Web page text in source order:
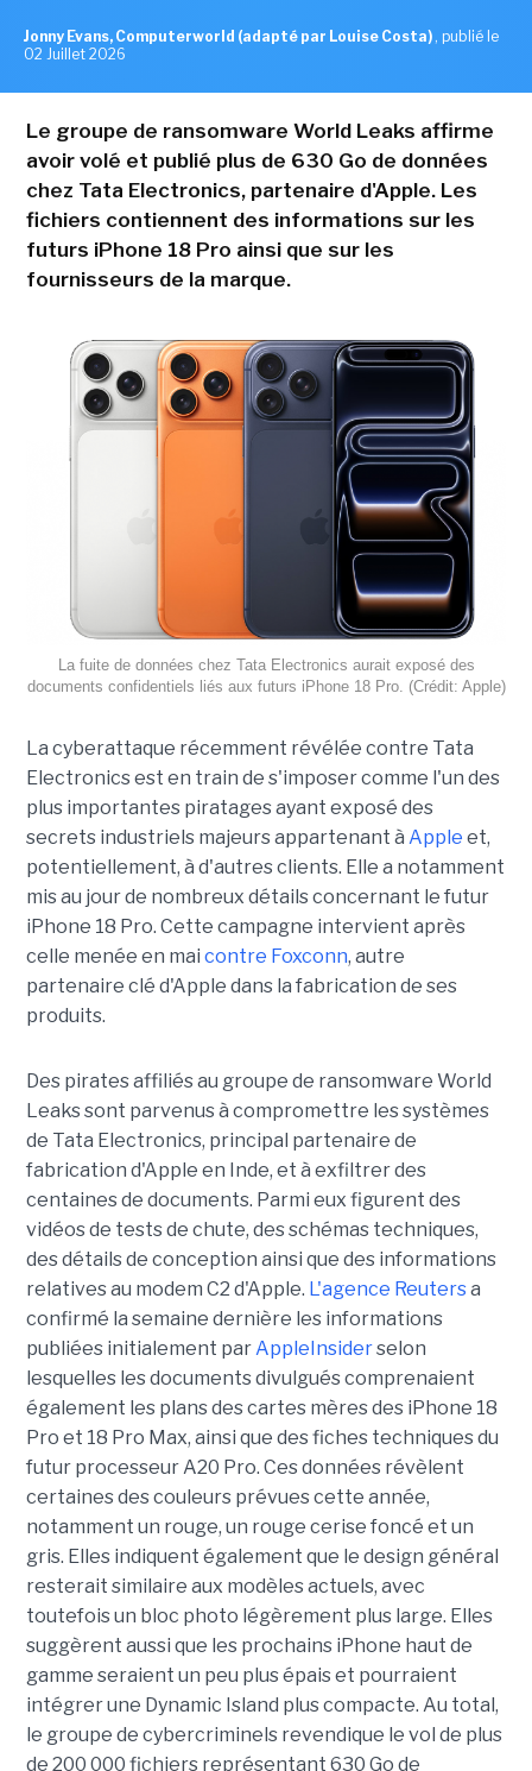
Jonny Evans, Computerworld (adapté par Louise Costa) , publié le
02 Juillet 2026
Le groupe de ransomware World Leaks affirme
avoir volé et publié plus de 630 Go de données
chez Tata Electronics, partenaire d'Apple. Les
fichiers contiennent des informations sur les
futurs iPhone 18 Pro ainsi que sur les
fournisseurs de la marque.
La fuite de données chez Tata Electronics aurait exposé des
documents confidentiels liés aux futurs iPhone 18 Pro. (Crédit: Apple)
La cyberattaque récemment révélée contre Tata
Electronics est en train de s'imposer comme l'un des
plus importantes piratages ayant exposé des
secrets industriels majeurs appartenant à Apple et,
potentiellement, à d'autres clients. Elle a notamment
mis au jour de nombreux détails concernant le futur
iPhone 18 Pro. Cette campagne intervient après
celle menée en mai contre Foxconn, autre
partenaire clé d'Apple dans la fabrication de ses
produits.
Des pirates affiliés au groupe de ransomware World
Leaks sont parvenus à compromettre les systèmes
de Tata Electronics, principal partenaire de
fabrication d'Apple en Inde, et à exfiltrer des
centaines de documents. Parmi eux figurent des
vidéos de tests de chute, des schémas techniques,
des détails de conception ainsi que des informations
relatives au modem C2 d'Apple. L'agence Reutersa
confirmé la semaine dernière les informations
publiées initialement parAppleInsiderselon
lesquelles les documents divulgués comprenaient
également les plans des cartes mères des iPhone 18
Pro et 18 Pro Max, ainsi que des fiches techniques du
futur processeur A20 Pro. Ces données révèlent
certaines des couleurs prévues cette année,
notamment un rouge, un rouge cerise foncé et un
gris. Elles indiquent également que le design général
resterait similaire aux modèles actuels, avec
toutefois un bloc photo légèrement plus large. Elles
suggèrent aussi que les prochains iPhone haut de
gamme seraient un peu plus épais et pourraient
intégrer une Dynamic Island plus compacte. Au total,
le groupe de cybercriminels revendique le vol de plus
de 200 000 fichiers représentant 630 Go de